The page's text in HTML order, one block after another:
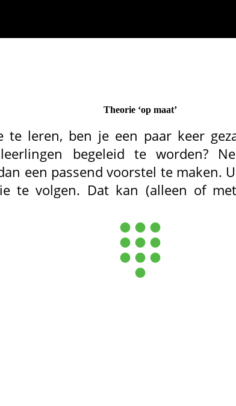
Theorie ‘op maat’
leren, ben je een paar keer
begeleid te worden?
een passend voorstel te maken.
te volgen. Dat kan (alleen of